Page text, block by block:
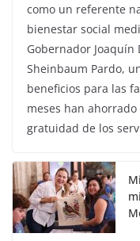
como un referente
bienestar social
Gobernador Joaquín
Sheinbaum Pardo,
beneficios para las
meses han
gratuidad de los